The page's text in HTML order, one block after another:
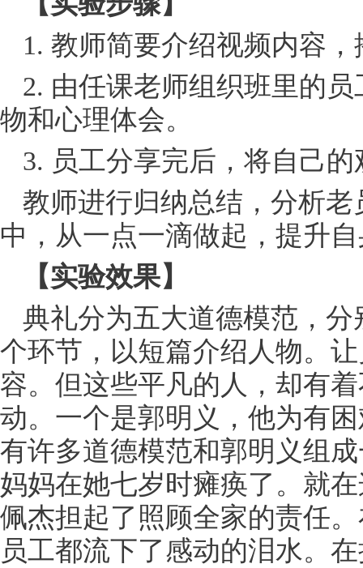
1. 教师简要介绍视频内容
2. 由任课老师组织班里的
物和心理体会。
3. 员工分享完后，将自己
教师进行归纳总结，分析
中，从一点一滴做起，提升
【实验效果】
典礼分为五大道德模范，
个环节，以短篇介绍人物。
容。但这些平凡的人，却有
动。一个是郭明义，他为有
有许多道德模范和郭明义组
妈妈在她七岁时瘫痪了。就
佩杰担起了照顾全家的责任
员工都流下了感动的泪水。